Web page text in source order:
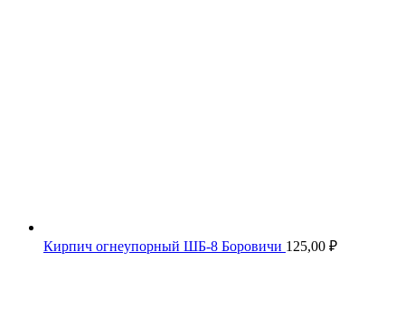
Кирпич огнеупорный ШБ-8 Боровичи 125,00 ₽